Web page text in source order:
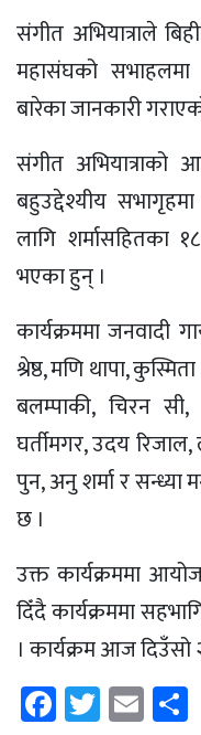
संगीत अभियात्राले
महासंघको सभाहलमा
बारेका जानकारी
संगीत अभियात्राको
बहुउद्देश्यीय
लागि शर्मासहितका
भएका हुन् ।
कार्यक्रममा जनवादी
श्रेष्ठ, मणि थापा,
बलम्पाकी, चिरन
घर्तीमगर, उदय रिजाल,
पुन, अनु शर्मा र सन्ध्या
छ ।
उक्त कार्यक्रममा
दिँदै कार्यक्रममा
। कार्यक्रम आज
Facebook
Twitter
Email